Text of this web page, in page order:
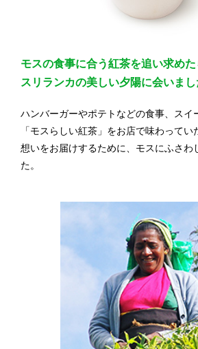
モスの食事に合う紅茶を追い求めた
スリランカの美しい夕陽に会いまし
ハンバーガーやポテトなどの食事、
スイ
「モスらしい紅茶」をお店で味わってい
想いをお届けするために、 モスにふさわ
た。